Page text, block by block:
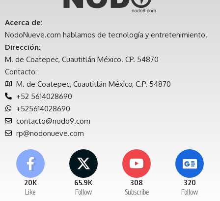
Acerca de:
NodoNueve.com hablamos de tecnología y entretenimiento.
Dirección:
M. de Coatepec, Cuautitlán México. CP. 54870
Contacto:
M. de Coatepec, Cuautitlán México, C.P. 54870
+52 5614028690
+525614028690
contacto@nodo9.com
rp@nodonueve.com
20K
Like
65.9K
Follow
308
Subscribe
320
Follow